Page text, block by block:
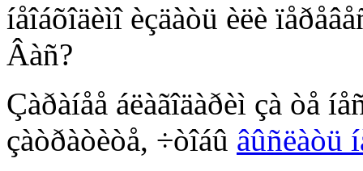
íåîáõîäèìî èçäàòü èëè
Âàñ?
Çàðàíåå áëàãîäàðèì çà òå
çàòðàòèòå, ÷òîáû âûñëàòü